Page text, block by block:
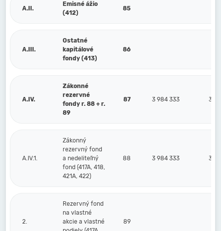
A.II.
Emisné ážio
(412)
85
A.III.
Ostatné
kapitálové
fondy (413)
86
A.IV.
Zákonné
rezervné
fondy r. 88 + r.
89
87 3 984 333 3
A.IV.1.
Zákonný
rezervný fond
a nedeliteľný
fond (417A, 418,
421A, 422)
88 3 984 333 3
2.
Rezervný fond
na vlastné
akcie a vlastné
89